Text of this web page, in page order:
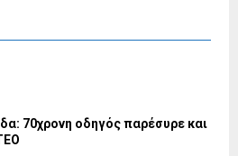
70χρονη οδηγός παρέσυρε και